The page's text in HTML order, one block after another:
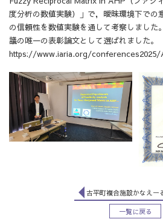
度分析の数値実験）」で，曖昧環境下での
の信頼性を数値実験を通して考察しました
議の唯一の表彰論文として選ばれました。
https://www.iaria.org/conferences2025/
古平町複合施設かなえー
一覧に戻る